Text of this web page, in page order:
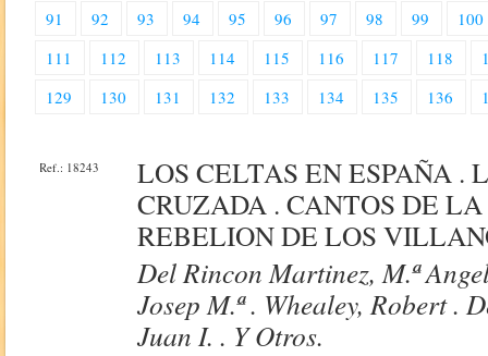
91
92 93 94 95 96 97 98 99
100
111
112 113 114 115 116 117 118
129
130 131 132 133 134 135 136
Ref.: 18243
LOS CELTAS EN ESPAÑA .
CRUZADA . CANTOS DE
REBELION DE LOS
Del Rincon Martinez, M.ª
Josep M.ª . Whealey, Robert .
Juan I. . Y Otros.